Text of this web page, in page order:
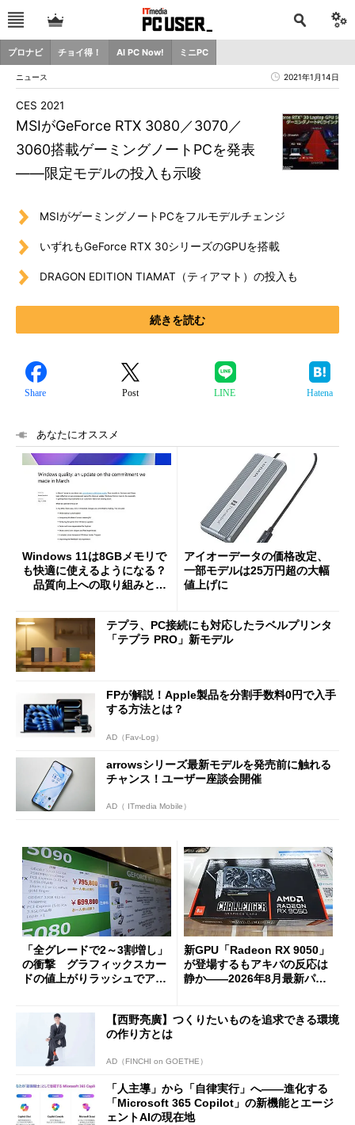
プロナビ チョイ得！ AI PC Now! ミニPC
ニュース 2021年1月14日
MSIがGeForce RTX 3080／3070／
3060搭載ゲーミングノートPCを発表
――限定モデルの投入も示唆
CES 2021
MSIがゲーミングノートPCをフルモデルチェンジ
いずれもGeForce RTX 30シリーズのGPUを搭載
DRAGON EDITION TIAMAT（ティアマト）の投入も
続きを読む
Share Post LINE Hatena
あなたにオススメ
Windows 11は8GBメモリで
も快適に使えるようになる？
品質向上への取り組みと
アイオーデータの価格改定、
一部モデルは25万円超の大幅
値上げに
テプラ、PC接続にも対応したラベルプリンタ
「テプラ PRO」新モデル
FPが解説！Apple製品を分割手数料0円で入手
する方法とは？
AD（Fav-Log）
arrowsシリーズ最新モデルを発売前に触れる
チャンス！ユーザー座談会開催
AD（ ITmedia Mobile）
「全グレードで2～3割増し」
の衝撃 グラフィックスカー
ドの値上がりラッシュでアキ
新GPU「Radeon RX 9050」
が登場するもアキバの反応は
静か――2026年8月最新パー
【西野亮廣】つくりたいものを追求できる環境
の作り方とは
AD（FINCHI on GOETHE）
「人主導」から「自律実行」へ――進化する
「Microsoft 365 Copilot」の新機能とエージ
ェントAIの現在地